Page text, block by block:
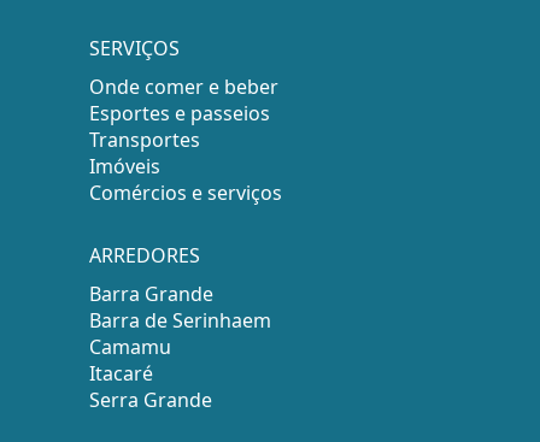
SERVIÇOS
Onde comer e beber
Esportes e passeios
Transportes
Imóveis
Comércios e serviços
ARREDORES
Barra Grande
Barra de Serinhaem
Camamu
Itacaré
Serra Grande